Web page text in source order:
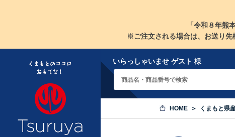
「令和８年熊
※ご注文される場合は、お送り
いらっしゃいませ ゲスト 様
HOME くまもと県